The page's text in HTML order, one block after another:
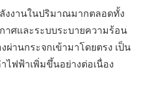
งงานในปริมาณมากตลอดทั้ง
าศและระบบระบายความร้อน
านกระจกเข้ามาโดยตรง เป็น
ฟฟ้าเพิ่มขึ้นอย่างต่อเนื่อง